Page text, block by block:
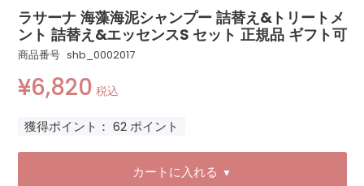
ラサーナ 海藻海泥シャンプー 詰替え&トリートメ
ント 詰替え&エッセンスS セット 正規品 ギフト可
商品番号 shb_0002017
¥6,820 税込
獲得ポイント： 62 ポイント
カートに入れる ▼